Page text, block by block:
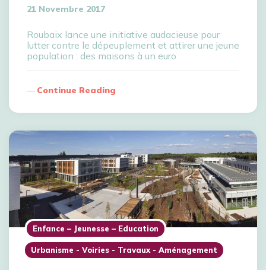
21 Novembre 2017
Roubaix lance une initiative audacieuse pour
lutter contre le dépeuplement et attirer une jeune
population : des maisons à un euro
Continue Reading
Enfance – Jeunesse – Education
Urbanisme - Voiries - Travaux - Aménagement